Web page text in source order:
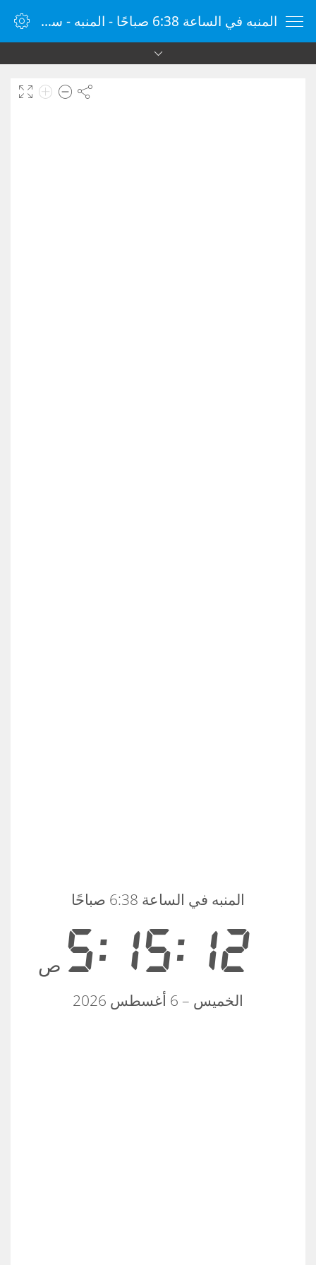
المنبه في الساعة 6:38 صباحًا - المنبه - ساعة منبه الإنترنت
5:15:12 ص
المنبه في الساعة 6:38 صباحًا
الخميس – 6 أغسطس 2026